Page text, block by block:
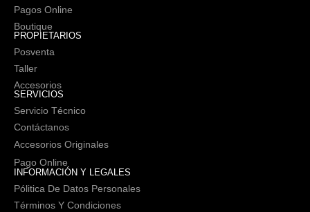
Pagos Online
Boutique
PROPIETARIOS
Posventa
Taller
Accesorios
SERVICIOS
Servicio Técnico
Contáctanos
Accesorios Originales
Pago Online
INFORMACIÓN Y LEGALES
Pólitica De Datos Personales
Términos Y Condiciones